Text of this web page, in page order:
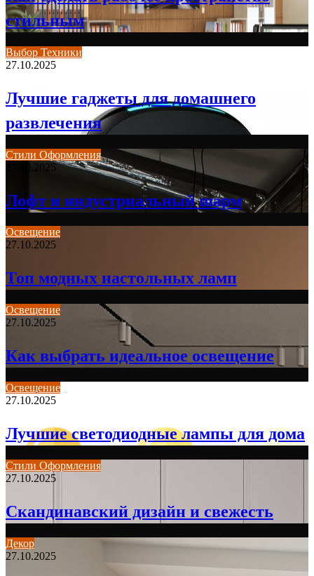
стильным
Выбор Техники
27.10.2025
Лучшие гаджеты для домашнего
развлечения
Стили Оформления
27.10.2025
Лофт и индустриальный шарм
Освещение
27.10.2025
Топ модных настольных ламп
Освещение
27.10.2025
Как выбрать идеальное освещение
Освещение
27.10.2025
Лучшие светодиодные лампы для дома
Стили Оформления
27.10.2025
Скандинавский дизайн и свежесть
Декор
27.10.2025